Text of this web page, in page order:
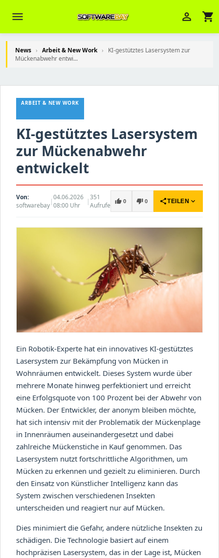
menu person_outline shopping_cart
News › Arbeit & New Work ›
KI-gestütztes Lasersystem zur
Mückenabwehr entwi...
ARBEIT & NEW WORK
KI-gestütztes Lasersystem
zur Mückenabwehr
entwickelt
Von:
softwarebay|04.06.2026
08:00 Uhr
|351
Aufrufe
thumb_up 0 thumb_down 0 shareTEILEN expand_more
Ein Robotik-Experte hat ein innovatives KI-gestütztes
Lasersystem zur Bekämpfung von Mücken in
Wohnräumen entwickelt. Dieses System wurde über
mehrere Monate hinweg perfektioniert und erreicht
eine Erfolgsquote von 100 Prozent bei der Abwehr von
Mücken. Der Entwickler, der anonym bleiben möchte,
hat sich intensiv mit der Problematik der Mückenplage
in Innenräumen auseinandergesetzt und dabei
zahlreiche Mückenstiche in Kauf genommen. Das
Lasersystem nutzt fortschrittliche Algorithmen, um
Mücken zu erkennen und gezielt zu eliminieren. Durch
den Einsatz von Künstlicher Intelligenz kann das
System zwischen verschiedenen Insekten
unterscheiden und reagiert nur auf Mücken.
Dies minimiert die Gefahr, andere nützliche Insekten zu
schädigen. Die Technologie basiert auf einem
hochpräzisen Lasersystem, das in der Lage ist, Mücken
Brasov
z. B. Ihre Bestellnummer (z.B.
S24DXG9F8JK2) nennen.